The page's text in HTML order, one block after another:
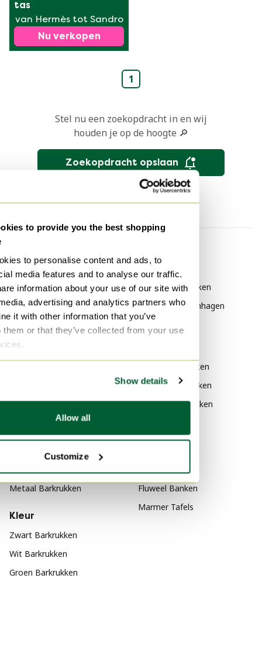
to provide you the best shopping
to personalise content and ads, to
media features and to analyse our traffic.
information about your use of our site with
advertising and analytics partners who
it with other information that you’ve
them or that they’ve collected from your use
Show details
Allow all
Customize
tas
van Hermès tot Sandro
Nu verkopen
1
Stel nu een zoekopdracht in en wij
houden je op de hoogte 🔎
Zoekopdracht opslaan
Dutch Design Meubels
Dutch Design Kuipstoelen
Dutch Design
Eetkamerstoelen
Dutch Design Fauteuils
Dutch Design Draaistoelen
HAY Barkrukken
Thonet Barkrukken
Normann Copenhagen
Barkrukken
Design Barkrukken
Vintage Barkrukken
Modern Barkrukken
Hout Barkrukken
Leer Barkrukken
Metaal Barkrukken
Kleur
Zwart Barkrukken
Wit Barkrukken
Groen Barkrukken
Populariteit
Vitra
Fluweel Banken
Marmer Tafels